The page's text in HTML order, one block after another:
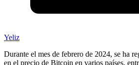
Yeliz
Durante el mes de febrero de 2024, se ha
en el precio de Bitcoin en varios países,